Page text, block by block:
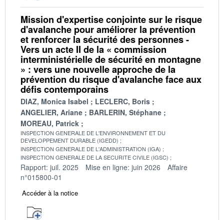
Mission d'expertise conjointe sur le risque
d'avalanche pour améliorer la prévention
et renforcer la sécurité des personnes -
Vers un acte II de la « commission
interministérielle de sécurité en montagne
» : vers une nouvelle approche de la
prévention du risque d'avalanche face aux
défis contemporains
DIAZ, Monica Isabel
LECLERC, Boris
ANGELIER, Ariane
BARLERIN, Stéphane
MOREAU, Patrick
INSPECTION GENERALE DE L'ENVIRONNEMENT ET DU
DEVELOPPEMENT DURABLE (IGEDD)
INSPECTION GENERALE DE L'ADMINISTRATION (IGA)
INSPECTION GENERALE DE LA SECURITE CIVILE (IGSC)
Rapport: juil. 2025 Mise en ligne: juin 2026
Affaire
n°015800-01
Accéder à la notice